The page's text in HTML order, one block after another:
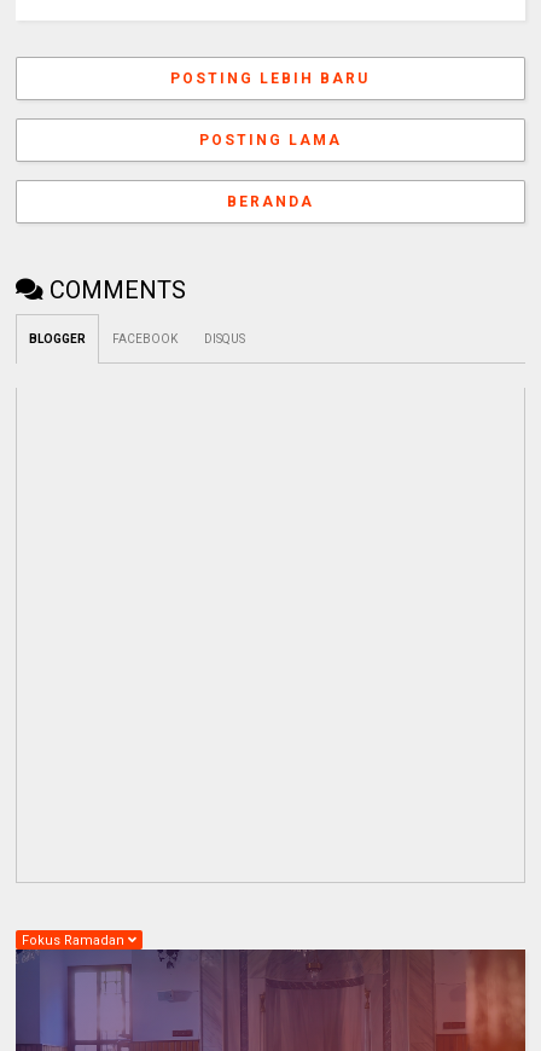
POSTING LEBIH BARU
POSTING LAMA
BERANDA
COMMENTS
BLOGGER FACEBOOK DISQUS
Fokus Ramadan